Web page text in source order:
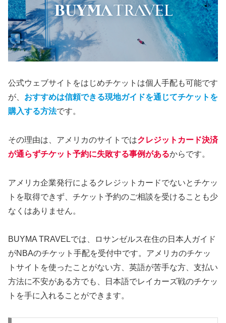
公式ウェブサイトをはじめチケットは個人手配も可能です
が、 おすすめは信頼できる現地ガイドを通じてチケットを
購入する方法です。
その理由は、アメリカのサイトではクレジットカード決済
が通らずチケット予約に失敗する事例があるからです。
アメリカ企業発行によるクレジットカードでないとチケッ
トを取得できず、チケット予約のご相談を受けることも少
なくはありません。
BUYMA TRAVELでは、ロサンゼルス在住の日本人ガイド
がNBAのチケット手配を受付中です。アメリカのチケッ
トサイトを使ったことがない方、英語が苦手な方、支払い
方法に不安がある方でも、日本語でレイカーズ戦のチケッ
トを手に入れることができます。